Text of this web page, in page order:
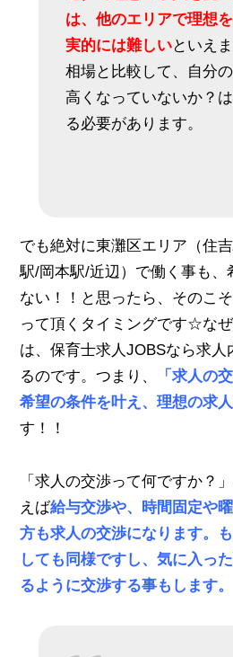
は、他のエリアで理想
実的には難しいといえ
相場と比較して、自分
高くなっていないか？
る必要があります。
でも絶対に東灘区エリア（住
駅/岡本駅/近辺）で働く事も、
ない！！と思ったら、そのこ
って頂くタイミングです☆な
は、保育士求人JOBSなら求
るのです。つまり、
「求人の
希望の条件を叶え、理想の求
す！！
「求人の交渉って何ですか？
えば給与交渉や、時間固定や
方も求人の交渉になります。
しても同様ですし、気に入っ
るように交渉する事もします。